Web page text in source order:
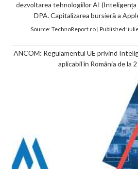
dezvoltarea tehnologiilor AI
DPA. Capitalizarea bursieră a
Source:TechnoReport.ro| Published:
ANCOM: Regulamentul UE privind
aplicabil în România de la